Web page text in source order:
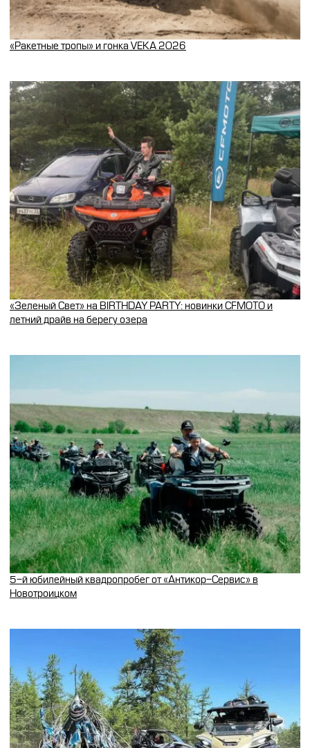
«Ракетные тропы» и гонка VEKA 2026
«Зеленый Свет» на BIRTHDAY PARTY: новинки CFMOTO и
летний драйв на берегу озера
5-й юбилейный квадропробег от «Антикор-Сервис» в
Новотроицком